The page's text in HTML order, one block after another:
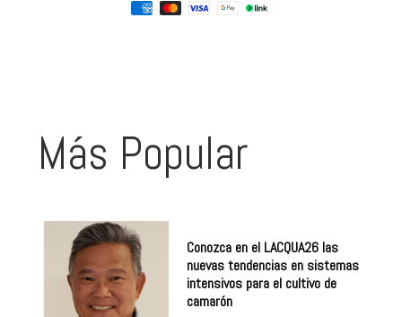
Más Popular
nuevas tendencias en sistemas
intensivos para el cultivo de
camarón
Agosto 5, 2026